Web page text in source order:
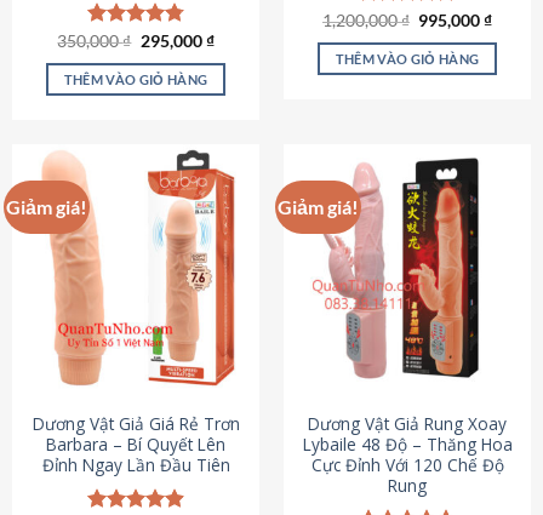
Được xếp
hạng4.79
5 sao
350,000₫ Giá
là:
350,000 ₫.
295,000₫Giá
tại
THÊM VÀO GIỎ HÀNG
Được xếp
hạng4.82
5 sao
1,200,000₫ Giá
là:
1,200,000 ₫.
995,000₫Giá
tại
THÊM VÀO GIỎ HÀNG
Giảm giá!
Dương Vật Giả Giá Rẻ Trơn
Barbara – Bí Quyết Lên
Đỉnh Ngay Lần Đầu Tiên
Giảm giá!
Dương Vật Giả Rung Xoay
Lybaile 48 Độ – Thăng Hoa
Cực Đỉnh Với 120 Chế Độ
Rung